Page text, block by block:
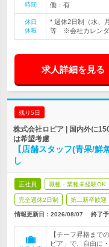
時間
働：有
休日
休暇
* 週休2日制（水、
等 ※会社カレンダ
求人詳細を見る
残り5日
株式会社ロピア | 国内外に
は希望考慮
【店舗スタッフ(青果/
し
正社員 職種・業種未経験OK
完全週休2日制 第二新卒歓迎
情報更新日：2026/08/07 終了予
【チーフ昇格まで
ピア」で、自由に